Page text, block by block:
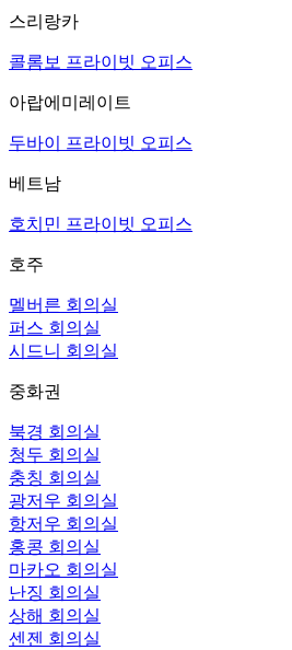
스리랑카
콜롬보 프라이빗 오피스
아랍에미레이트
두바이 프라이빗 오피스
베트남
호치민 프라이빗 오피스
호주
멜버른 회의실
퍼스 회의실
시드니 회의실
중화권
북경 회의실
청두 회의실
충칭 회의실
광저우 회의실
항저우 회의실
홍콩 회의실
마카오 회의실
난징 회의실
상해 회의실
센젠 회의실